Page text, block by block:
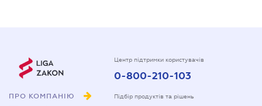
ПРО КОМПАНІЮ
Центр підтримки користувачів
0-800-210-103
Підбір продуктів та рішень